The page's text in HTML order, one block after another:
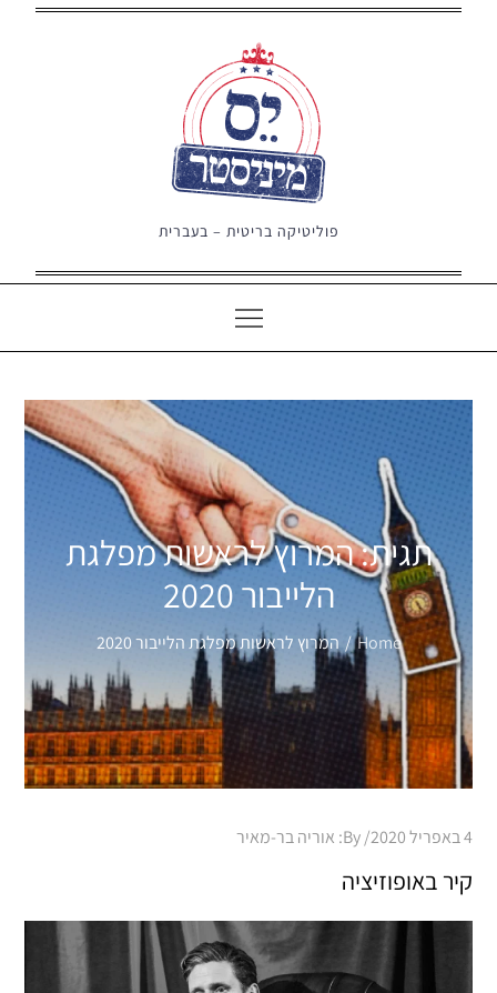
פוליטיקה בריטית – בעברית
תגית:המרוץ לראשות מפלגת
הלייבור 2020
Home המרוץ לראשות מפלגת הלייבור 2020
Posted
4 באפריל 2020 By: אוריה בר-מאיר
קיר באופוזיציה